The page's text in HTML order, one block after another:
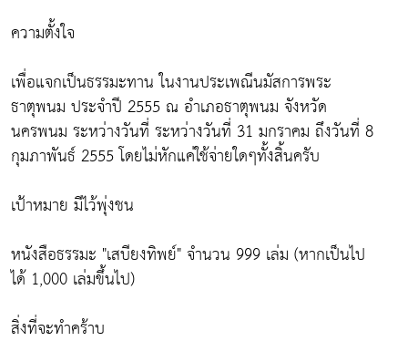
ความตั้งใจ
เพื่อแจกเป็นธรรมะทาน ในงานประเพณีนมัสการพระ
ธาตุพนม ประจำปี 2555 ณ อำเภอธาตุพนม จังหวัด
นครพนม ระหว่างวันที่ ระหว่างวันที่ 31 มกราคม ถึงวันที่ 8
กุมภาพันธ์ 2555 โดยไม่หักแค่ใช้จ่ายใดๆทั้งสิ้นครับ
เป้าหมาย มีไว้พุ่งชน
หนังสือธรรมะ "เสบียงทิพย์" จำนวน 999 เล่ม (หากเป็นไป
ได้ 1,000 เล่มขึ้นไป)
สิ่งที่จะทำคร้าบ